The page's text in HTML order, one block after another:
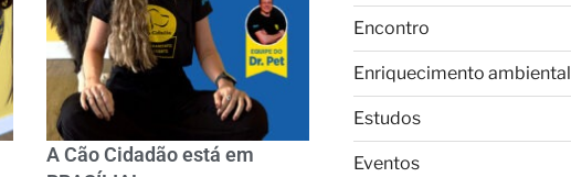
A Cão Cidadão está em
Encontro
Enriquecimento ambiental
Estudos
Eventos